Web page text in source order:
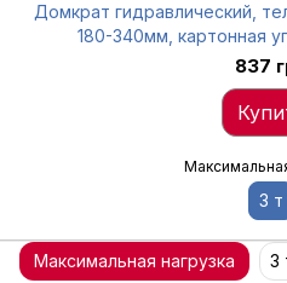
Домкрат гидравлический,
180-340мм, картонная
837
3 т
Максимальная нагрузка 3